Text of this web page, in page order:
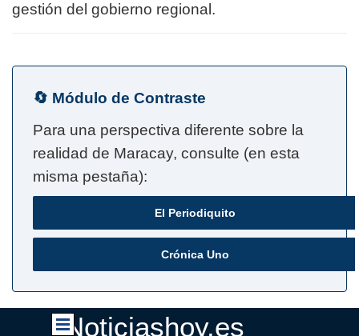
gestión del gobierno regional.
🔄 Módulo de Contraste
Para una perspectiva diferente sobre la
realidad de Maracay, consulte (en esta
misma pestaña):
El Periodiquito
Crónica Uno
Noticiashoy.es
Saltar menú